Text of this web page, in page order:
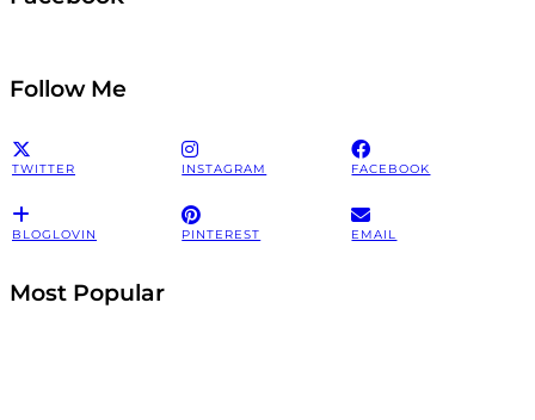
Follow Me
TWITTER INSTAGRAM FACEBOOK
BLOGLOVIN PINTEREST EMAIL
Most Popular